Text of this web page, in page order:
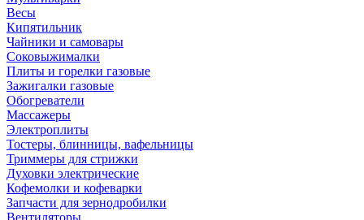
Весы
Кипятильник
Чайники и самовары
Соковыжималки
Плиты и горелки газовые
Зажигалки газовые
Обогреватели
Массажеры
Электроплиты
Тостеры, блинницы, вафельницы
Триммеры для стрижки
Духовки электрические
Кофемолки и кофеварки
Запчасти для зернодробилки
Вентиляторы